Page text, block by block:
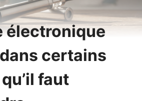
électronique
certains
faut